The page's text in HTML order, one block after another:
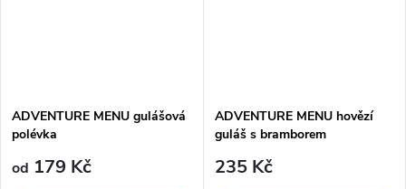
ADVENTURE MENU gulášová
polévka
od 179 Kč
ADVENTURE MENU hovězí
guláš s bramborem
235 Kč